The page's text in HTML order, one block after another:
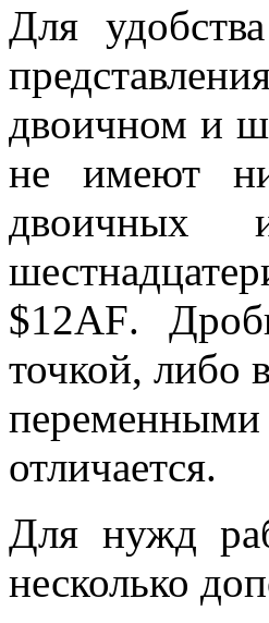
Для
двоичном и
не имеют
двоичных
$12AF.
точкой, либо
отличается.
Для нужд
несколько